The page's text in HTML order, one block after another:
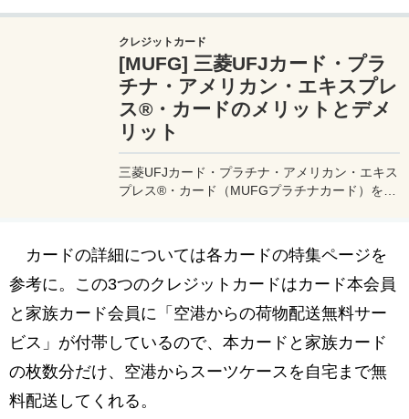
クレジットカード
[MUFG] 三菱UFJカード・プラ
チナ・アメリカン・エキスプレ
ス®・カードのメリットとデメ
リット
三菱UFJカード・プラチナ・アメリカン・エキス
プレス®・カード（MUFGプラチナカード）を徹
宅配サービス、カードのメリットとデメリット、
そしてどんなユーザーにおすすめかなど、三菱
UFJカード・プラチナ・アメックスカードに関す
カードの詳細については各カードの特集ページを
参考に。この3つのクレジットカードはカード本会員
と家族カード会員に「空港からの荷物配送無料サー
ビス」が付帯しているので、本カードと家族カード
の枚数分だけ、空港からスーツケースを自宅まで無
料配送してくれる。